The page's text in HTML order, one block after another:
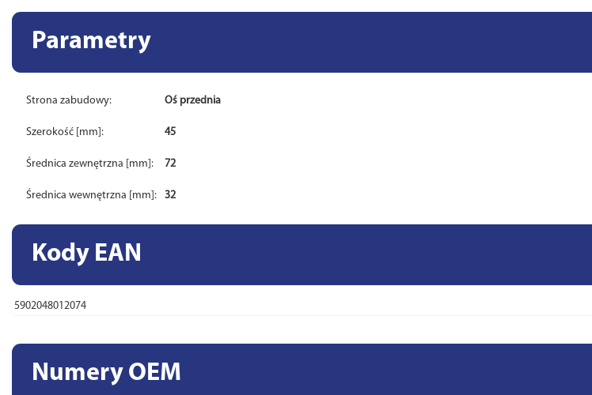
Parametry
Strona zabudowy: Oś przednia
Szerokość [mm]: 45
Średnica zewnętrzna [mm]: 72
Średnica wewnętrzna [mm]: 32
Kody EAN
5902048012074
Numery OEM